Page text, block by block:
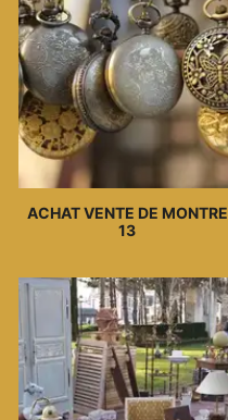
ACHAT VENTE DE MONTRE
13